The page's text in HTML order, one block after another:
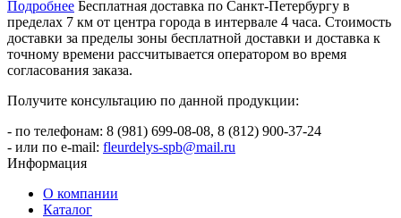
Подробнее Бесплатная доставка по Санкт-Петербургу в
пределах 7 км от центра города в интервале 4 часа. Стоимость
доставки за пределы зоны бесплатной доставки и доставка к
точному времени рассчитывается оператором во время
согласования заказа.
Получите консультацию по данной продукции:
- по телефонам: 8 (981) 699-08-08, 8 (812) 900-37-24
- или по e-mail: fleurdelys-spb@mail.ru
Информация
О компании
Каталог